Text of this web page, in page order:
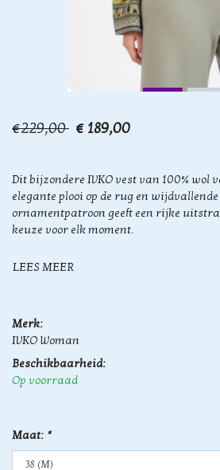
€229,00 € 189,00
Dit bijzondere IVKO vest van 100% wol
elegante plooi op de rug en
ornamentpatroon geeft een rijke
keuze voor elk moment.
LEES MEER
Merk:
IVKO Woman
Beschikbaarheid:
Op voorraad
Maat: *